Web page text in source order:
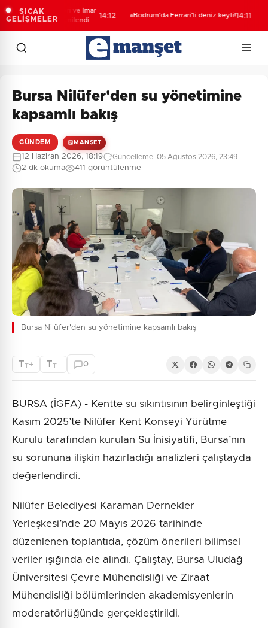
SICAK
GELİŞMELER
Kent Rehberi ve İmar
Sorgulama yenilendi
14:12 Bodrum’da Ferrari’li deniz keyfi!14:11
Bursa Nilüfer'den su yönetimine
kapsamlı bakış
GÜNDEM MANŞET
12 Haziran 2026, 18:19 Güncelleme: 05 Ağustos 2026, 23:49
2 dk okuma 411 görüntülenme
Bursa Nilüfer'den su yönetimine kapsamlı bakış
TT+ TT - 0
BURSA (İGFA) - Kentte su sıkıntısının belirginleştiği
Kasım 2025’te Nilüfer Kent Konseyi Yürütme
Kurulu tarafından kurulan Su İnisiyatifi, Bursa’nın
su sorununa ilişkin hazırladığı analizleri çalıştayda
değerlendirdi.
Nilüfer Belediyesi Karaman Dernekler
Yerleşkesi’nde 20 Mayıs 2026 tarihinde
düzenlenen toplantıda, çözüm önerileri bilimsel
veriler ışığında ele alındı. Çalıştay, Bursa Uludağ
Üniversitesi Çevre Mühendisliği ve Ziraat
Mühendisliği bölümlerinden akademisyenlerin
moderatörlüğünde gerçekleştirildi.